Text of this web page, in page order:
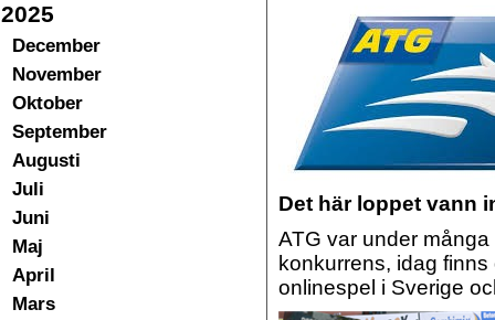
2025
December
November
Oktober
September
Augusti
Juli
Juni
Maj
April
Mars
Det här loppet vann
ATG var under
konkurrens, idag
onlinespel i Sverige